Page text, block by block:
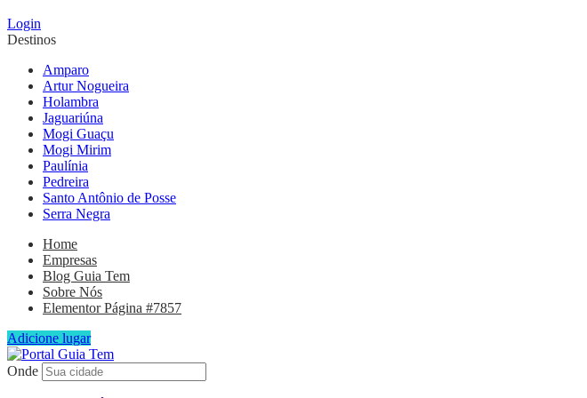
Login
Destinos
Amparo
Artur Nogueira
Holambra
Jaguariúna
Mogi Guaçu
Mogi Mirim
Paulínia
Pedreira
Santo Antônio de Posse
Serra Negra
Home
Empresas
Blog Guia Tem
Sobre Nós
Elementor Página #7857
Adicione lugar
Onde